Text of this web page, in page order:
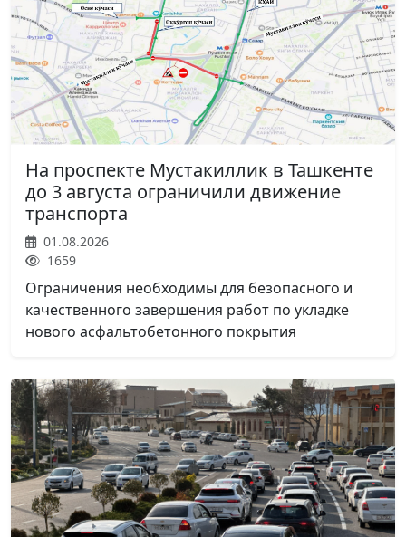
На проспекте Мустакиллик в Ташкенте
до 3 августа ограничили движение
транспорта
01.08.2026
1659
Ограничения необходимы для безопасного и
качественного завершения работ по укладке
нового асфальтобетонного покрытия